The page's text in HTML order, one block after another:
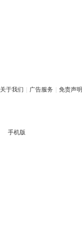
关于我们 广告服务 免责声明
手机版